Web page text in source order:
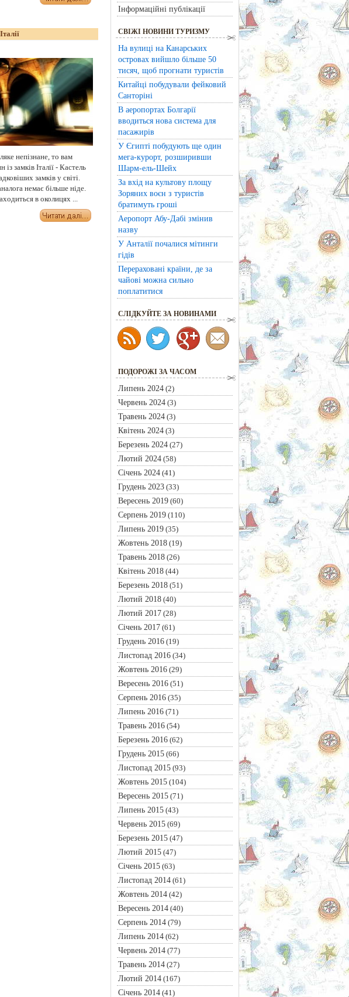
непізнане, то вам
замків Італії - Кастель
замків у світі.
немає більше ніде.
в околицях ...
Інформаційні публікації
СВІЖІ НОВИНИ ТУРИЗМУ
На вулиці на Канарських
островах вийшло більше 50
тисяч, щоб прогнати туристів
Китайці побудували фейковий
Санторіні
В аеропортах Болгарії
вводиться нова система для
пасажирів
У Єгипті побудують ще один
мега-курорт, розширивши
Шарм-ель-Шейх
За вхід на культову площу
Зоряних воєн з туристів
братимуть гроші
Аеропорт Абу-Дабі змінив
назву
У Анталії почалися мітинги
гідів
Перераховані країни, де за
чайові можна сильно
поплатитися
CЛІДКУЙТЕ ЗА НОВИНАМИ
ПОДОРОЖІ ЗА ЧАСОМ
Липень 2024(2)
Червень 2024(3)
Травень 2024(3)
Квітень 2024(3)
Березень 2024(27)
Лютий 2024(58)
Січень 2024(41)
Грудень 2023(33)
Вересень 2019(60)
Серпень 2019(110)
Липень 2019(35)
Жовтень 2018(19)
Травень 2018(26)
Квітень 2018(44)
Березень 2018(51)
Лютий 2018(40)
Лютий 2017(28)
Січень 2017(61)
Грудень 2016(19)
Листопад 2016(34)
Жовтень 2016(29)
Вересень 2016(51)
Серпень 2016(35)
Липень 2016(71)
Травень 2016(54)
Березень 2016(62)
Грудень 2015(66)
Листопад 2015(93)
Жовтень 2015(104)
Вересень 2015(71)
Липень 2015(43)
Червень 2015(69)
Березень 2015(47)
Лютий 2015(47)
Січень 2015(63)
Листопад 2014(61)
Жовтень 2014(42)
Вересень 2014(40)
Серпень 2014(79)
Липень 2014(62)
Червень 2014(77)
Травень 2014(27)
Лютий 2014(167)
Січень 2014(41)